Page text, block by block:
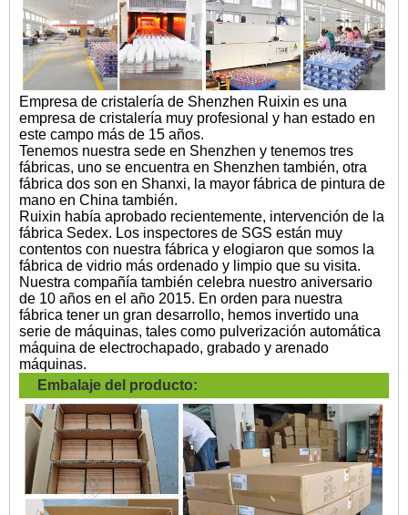
Empresa de cristalería de Shenzhen Ruixin es una
empresa de cristalería muy profesional y han estado en
este campo más de 15 años.
Tenemos nuestra sede en Shenzhen y tenemos tres
fábricas, uno se encuentra en Shenzhen también, otra
fábrica dos son en Shanxi, la mayor fábrica de pintura de
mano en China también.
Ruixin había aprobado recientemente, intervención de la
fábrica Sedex. Los inspectores de SGS están muy
contentos con nuestra fábrica y elogiaron que somos la
fábrica de vidrio más ordenado y limpio que su visita.
Nuestra compañía también celebra nuestro aniversario
de 10 años en el año 2015. En orden para nuestra
fábrica tener un gran desarrollo, hemos invertido una
serie de máquinas, tales como pulverización automática
máquina de electrochapado, grabado y arenado
máquinas.
Embalaje del producto: